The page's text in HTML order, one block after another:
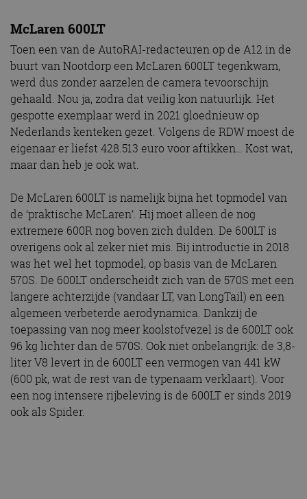
McLaren 600LT
Toen een van de AutoRAI-redacteuren op de A12 in de
buurt van Nootdorp een McLaren 600LT tegenkwam,
werd dus zonder aarzelen de camera tevoorschijn
gehaald. Nou ja, zodra dat veilig kon natuurlijk. Het
gespotte exemplaar werd in 2021 gloednieuw op
Nederlands kenteken gezet. Volgens de RDW moest de
eigenaar er liefst 428.513 euro voor aftikken… Kost wat,
maar dan heb je ook wat.
De McLaren 600LT is namelijk bijna het topmodel van
de ‘praktische McLaren’. Hij moet alleen de nog
extremere 600R nog boven zich dulden. De 600LT is
overigens ook al zeker niet mis. Bij introductie in 2018
was het wel het topmodel, op basis van de McLaren
570S. De 600LT onderscheidt zich van de 570S met een
langere achterzijde (vandaar LT, van LongTail) en een
algemeen verbeterde aerodynamica. Dankzij de
toepassing van nog meer koolstofvezel is de 600LT ook
96 kg lichter dan de 570S. Ook niet onbelangrijk: de 3,8-
liter V8 levert in de 600LT een vermogen van 441 kW
(600 pk, wat de rest van de typenaam verklaart). Voor
een nog intensere rijbeleving is de 600LT er sinds 2019
ook als Spider.